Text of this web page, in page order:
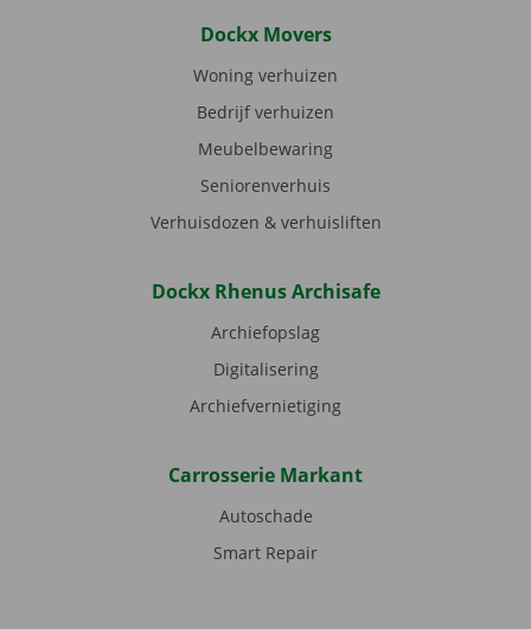
Dockx Movers
Woning verhuizen
Bedrijf verhuizen
Meubelbewaring
Seniorenverhuis
Verhuisdozen & verhuisliften
Dockx Rhenus Archisafe
Archiefopslag
Digitalisering
Archiefvernietiging
Carrosserie Markant
Autoschade
Smart Repair